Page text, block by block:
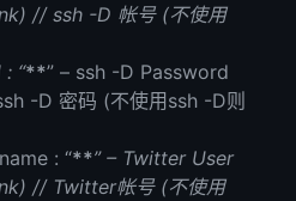
// ssh -D 帐号 (不使用
“**” – ssh -D Password
-D 密码 (不使用ssh -D则
: “**” – Twitter User
// Twitter帐号 (不使用